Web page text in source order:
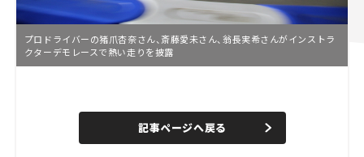
プロドライバーの猪爪杏奈さん、斎藤愛未さん、翁長実希さんがインストラ
クターデモレースで熱い走りを披露
n
e
d
記事ページへ戻る